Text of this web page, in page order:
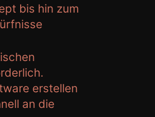
bis hin zum
erstellen
an die